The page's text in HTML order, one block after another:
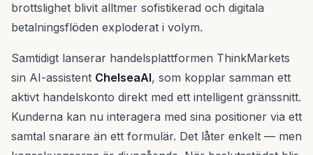
brottslighet blivit alltmer sofistikerad och digitala
betalningsflöden exploderat i volym.
Samtidigt lanserar handelsplattformen ThinkMarkets
sin AI-assistent ChelseaAI, som kopplar samman ett
aktivt handelskonto direkt med ett intelligent gränssnitt.
Kunderna kan nu interagera med sina positioner via ett
samtal snarare än ett formulär. Det låter enkelt — men